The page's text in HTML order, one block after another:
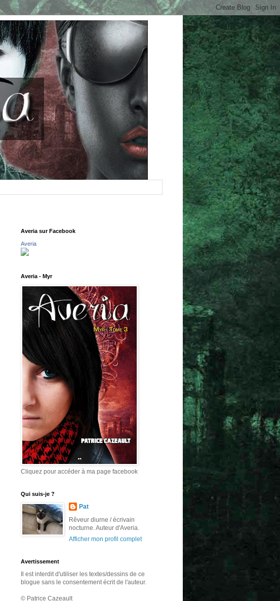
Averia sur Facebook
Averia
Averia - Myr
Cliquez pour accéder à ma page facebook
Qui suis-je ?
Pat
Rêveur diurne / écrivain
nocturne. Auteur d'Averia.
Afficher mon profil complet
Avertissement
Il est interdit d'utiliser les textes/dessins de ce
blogue sans le consentement écrit de l'auteur.
© Patrice Cazeault